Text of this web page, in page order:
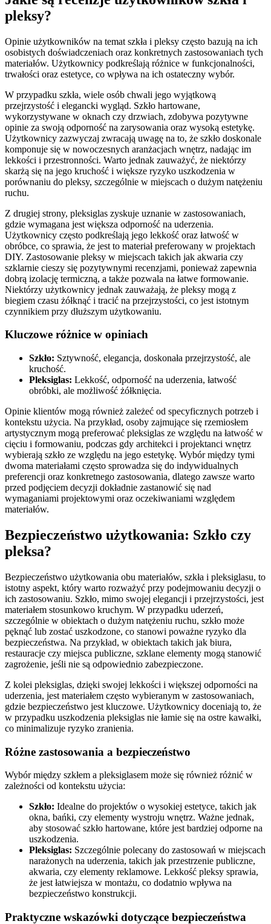
pleksy?
Opinie użytkowników na temat szkła i pleksy często bazują na ich
osobistych doświadczeniach oraz konkretnych zastosowaniach tych
materiałów. Użytkownicy podkreślają różnice w funkcjonalności,
trwałości oraz estetyce, co wpływa na ich ostateczny wybór.
W przypadku szkła, wiele osób chwali jego wyjątkową
przejrzystość i elegancki wygląd. Szkło hartowane,
wykorzystywane w oknach czy drzwiach, zdobywa pozytywne
opinie za swoją odporność na zarysowania oraz wysoką estetykę.
Użytkownicy zazwyczaj zwracają uwagę na to, że szkło doskonale
komponuje się w nowoczesnych aranżacjach wnętrz, nadając im
lekkości i przestronności. Warto jednak zauważyć, że niektórzy
skarżą się na jego kruchość i większe ryzyko uszkodzenia w
porównaniu do pleksy, szczególnie w miejscach o dużym natężeniu
ruchu.
Z drugiej strony, pleksiglas zyskuje uznanie w zastosowaniach,
gdzie wymagana jest większa odporność na uderzenia.
Użytkownicy często podkreślają jego lekkość oraz łatwość w
obróbce, co sprawia, że jest to materiał preferowany w projektach
DIY. Zastosowanie pleksy w miejscach takich jak akwaria czy
szklarnie cieszy się pozytywnymi recenzjami, ponieważ zapewnia
dobrą izolację termiczną, a także pozwala na łatwe formowanie.
Niektórzy użytkownicy jednak zauważają, że pleksy mogą z
biegiem czasu żółknąć i tracić na przejrzystości, co jest istotnym
czynnikiem przy dłuższym użytkowaniu.
Kluczowe różnice w opiniach
Szkło: Sztywność, elegancja, doskonała przejrzystość, ale
kruchość.
Pleksiglas: Lekkość, odporność na uderzenia, łatwość
obróbki, ale możliwość żółknięcia.
Opinie klientów mogą również zależeć od specyficznych potrzeb i
kontekstu użycia. Na przykład, osoby zajmujące się rzemiosłem
artystycznym mogą preferować pleksiglas ze względu na łatwość w
cięciu i formowaniu, podczas gdy architekci i projektanci wnętrz
wybierają szkło ze względu na jego estetykę. Wybór między tymi
dwoma materiałami często sprowadza się do indywidualnych
preferencji oraz konkretnego zastosowania, dlatego zawsze warto
przed podjęciem decyzji dokładnie zastanowić się nad
wymaganiami projektowymi oraz oczekiwaniami względem
materiałów.
Bezpieczeństwo użytkowania: Szkło czy
pleksa?
Bezpieczeństwo użytkowania obu materiałów, szkła i pleksiglasu, to
istotny aspekt, który warto rozważyć przy podejmowaniu decyzji o
ich zastosowaniu. Szkło, mimo swojej elegancji i przejrzystości, jest
materiałem stosunkowo kruchym. W przypadku uderzeń,
szczególnie w obiektach o dużym natężeniu ruchu, szkło może
pęknąć lub zostać uszkodzone, co stanowi poważne ryzyko dla
bezpieczeństwa. Na przykład, w obiektach takich jak biura,
restauracje czy miejsca publiczne, szklane elementy mogą stanowić
zagrożenie, jeśli nie są odpowiednio zabezpieczone.
Z kolei pleksiglas, dzięki swojej lekkości i większej odporności na
uderzenia, jest materiałem często wybieranym w zastosowaniach,
gdzie bezpieczeństwo jest kluczowe. Użytkownicy doceniają to, że
w przypadku uszkodzenia pleksiglas nie łamie się na ostre kawałki,
co minimalizuje ryzyko zranienia.
Różne zastosowania a bezpieczeństwo
Wybór między szkłem a pleksiglasem może się również różnić w
zależności od kontekstu użycia:
Szkło: Idealne do projektów o wysokiej estetyce, takich jak
okna, bańki, czy elementy wystroju wnętrz. Ważne jednak,
aby stosować szkło hartowane, które jest bardziej odporne na
uszkodzenia.
Pleksiglas: Szczególnie polecany do zastosowań w miejscach
narażonych na uderzenia, takich jak przestrzenie publiczne,
akwaria, czy elementy reklamowe. Lekkość pleksy sprawia,
że jest łatwiejsza w montażu, co dodatnio wpływa na
bezpieczeństwo konstrukcji.
Praktyczne wskazówki dotyczące bezpieczeństwa